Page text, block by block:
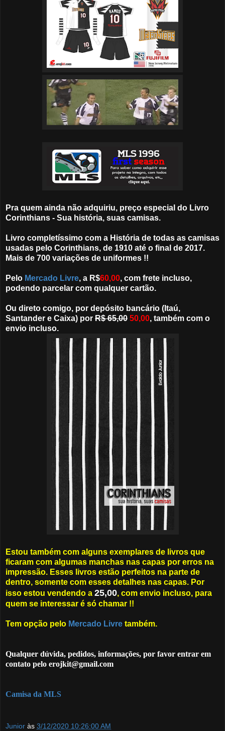
Pra quem ainda não adquiriu, preço especial do Livro
Corinthians - Sua história, suas camisas.
Livro completíssimo com a História de todas as camisas
usadas pelo Corinthians, de 1910 até o final de 2017.
Mais de 700 variações de uniformes !!
Pelo Mercado Livre, a R$60,00, com frete incluso,
podendo parcelar com qualquer cartão.
Ou direto comigo, por depósito bancário (Itaú,
Santander e Caixa) por R$ 65,00 50,00, também com o
envio incluso.
Estou também com alguns exemplares de livros que
ficaram com algumas manchas nas capas por erros na
impressão. Esses livros estão perfeitos na parte de
dentro, somente com esses detalhes nas capas. Por
isso estou vendendo a 25,00, com envio incluso, para
quem se interessar é só chamar !!
Tem opção pelo Mercado Livre também.
Qualquer dúvida, pedidos, informações, por favor entrar em
contato pelo erojkit@gmail.com
Camisa da MLS
Junior às 3/12/2020 10:26:00 AM